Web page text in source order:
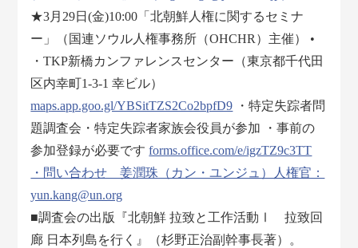
★3月29日(金)10:00「北朝鮮人権に関するセミナ
ー」（国連ソウル人権事務所（OHCHR）主催） •
・TKP新橋カンファレンスセンター（東京都千代田
区内幸町1-3-1 幸ビル）
maps.app.goo.gl/YBSitTZS2Co2bpfD9 ・特定失踪者問
題調査会・特定失踪者家族会役員が参加 ・事前の
参加登録が必要ですforms.office.com/e/igzTZ9c3TT
・問い合わせ 姜潤珠（カン・ユンジュ）人権官：
yun.kang@un.org
■調査会の出版『北朝鮮 拉致と工作活動Ⅰ 拉致回
廊 日本列島を行く』（杉野正治副幹事長著）。